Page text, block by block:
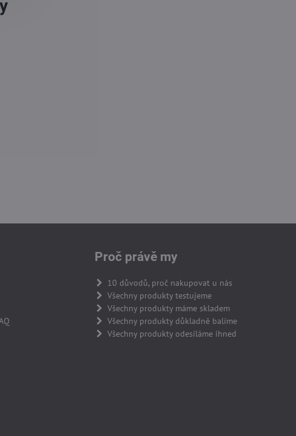
Proč právě my
10 důvodů, proč nakupovat u nás
Všechny produkty testujeme
Všechny produkty máme skladem
Všechny produkty důkladně balíme
Všechny produkty odesíláme ihned